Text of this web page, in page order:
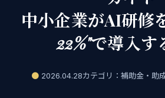
中小企業がAI研修
22%"で導入す
● 2026.04.28カテゴリ：補助金・助